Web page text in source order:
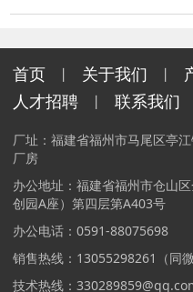
首页 关于我们
人才招聘 联系我们
厂址：福建省福州市马尾区亭
厂房
办公地址：福建省福州市仓山
创园A座）第四层第A403号
办公电话：0591-88075698
销售热线：13055298261（同微
技术热线：